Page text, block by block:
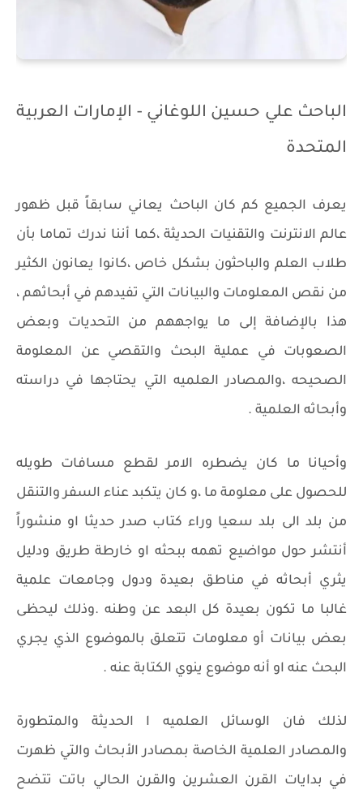
الباحث علي حسين اللوغاني - الإمارات العربية
المتحدة
يعرف الجميع كم كان الباحث يعاني سابقاً قبل ظهور
عالم الانترنت والتقنيات الحديثة ،كما أننا ندرك تماما بأن
طلاب العلم والباحثون بشكل خاص ،كانوا يعانون الكثير
من نقص المعلومات والبيانات التي تفيدهم في أبحاثهم ،
هذا بالإضافة إلى ما يواجههم من التحديات وبعض
الصعوبات في عملية البحث والتقصي عن المعلومة
الصحيحه ،والمصادر العلميه التي يحتاجها في دراسته
وأبحاثه العلمية .
وأحيانا ما كان يضطره الامر لقطع مسافات طويله
للحصول على معلومة ما ،و كان يتكبد عناء السفر والتنقل
من بلد الى بلد سعيا وراء كتاب صدر حديثا او منشوراً
أنتشر حول مواضيع تهمه ببحثه او خارطة طريق ودليل
يثري أبحاثه في مناطق بعيدة ودول وجامعات علمية
غالبا ما تكون بعيدة كل البعد عن وطنه .وذلك ليحظى
بعض بيانات أو معلومات تتعلق بالموضوع الذي يجري
البحث عنه او أنه موضوع ينوي الكتابة عنه .
لذلك فان الوسائل العلميه ا الحديثة والمتطورة
والمصادر العلمية الخاصة بمصادر الأبحاث والتي ظهرت
في بدايات القرن العشرين والقرن الحالي باتت تتضح